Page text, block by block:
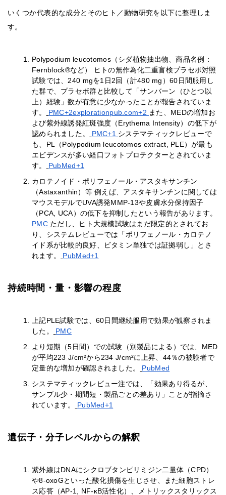
いくつか代表的な成分とそのヒト／動物研究を以下に整理しま
す。
Polypodium leucotomos（シダ植物抽出物、商品名例：
Fernblock®など） ヒトの無作為化二重盲検プラセボ対照
試験では、240 mgを1日2回（計480 mg）60日間服用し
た群で、プラセボ群と比較して「サンバーン（ひとつ以
上）経験」数が有意に少なかったことが報告されていま
す。
PMC+2explorationpub.com+2 また、MEDの増加お
よび紫外線誘発紅斑強度（Erythema Intensity）の低下が
認められました。
PMC+1 システマティックレビューで
も、PL（Polypodium leucotomos extract, PLE）が最も
エビデンスが多い経口フォトプロテクターとされていま
す。
PubMed+1
カロテノイド・ポリフェノール・アスタキサンチン
（Astaxanthin）等 例えば、アスタキサンチンに関しては
マウスモデルでUVA誘発MMP-13や皮膚水分保持因子
（PCA, UCA）の低下を抑制したという報告があります。
PMC ただし、ヒト大規模試験はまだ限定的とされてお
り、システムレビューでは「ポリフェノール・カロテノ
イド系が比較的良好、ビタミン単独では証拠弱し」とさ
れます。
PubMed+1
持続時間・量・影響の程度
上記PLE試験では、60日間継続服用で効果が観察されま
した。
PMC
より短期（5日間）での試験（別製品による）では、MED
が平均223 J/cm²から234 J/cm²に上昇、44％の被験者で
定量的な増加が確認されました。
PubMed
システマティックレビュー注では、「効果あり得るが、
サンプル少・期間短・製品ごとの差あり」ことが指摘さ
れています。
PubMed+1
遺伝子・分子レベルからの解釈
紫外線はDNAにシクロブタンピリミジン二量体（CPD）
や8-oxoGといった酸化損傷を生じさせ、また細胞ストレ
ス応答（AP-1, NF-κB活性化）、メトリックスタリックス